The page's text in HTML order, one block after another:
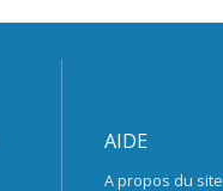
AIDE
A propos du site